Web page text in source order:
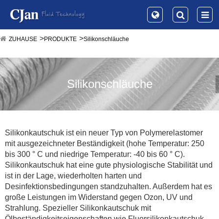
ZUHAUSE PRODUKTE Silikonschläuche
Silikonschläuche
Silikonkautschuk ist ein neuer Typ von Polymerelastomer
mit ausgezeichneter Beständigkeit (hohe Temperatur: 250
bis 300 ° C und niedrige Temperatur: -40 bis 60 ° C).
Silikonkautschuk hat eine gute physiologische Stabilität und
ist in der Lage, wiederholten harten und
Desinfektionsbedingungen standzuhalten. Außerdem hat es
große Leistungen im Widerstand gegen Ozon, UV und
Strahlung. Spezieller Silikonkautschuk mit